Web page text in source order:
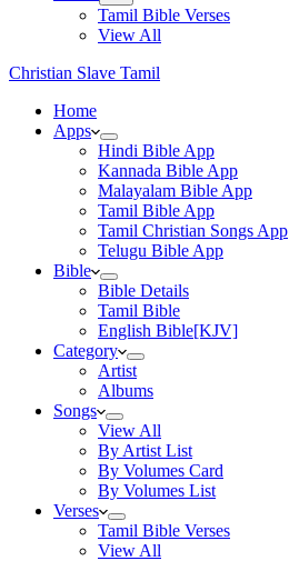
Tamil Bible Verses
View All
Christian Slave Tamil
Home
Apps
Hindi Bible App
Kannada Bible App
Malayalam Bible App
Tamil Bible App
Tamil Christian Songs App
Telugu Bible App
Bible
Bible Details
Tamil Bible
English Bible[KJV]
Category
Artist
Albums
Songs
View All
By Artist List
By Volumes Card
By Volumes List
Verses
Tamil Bible Verses
View All